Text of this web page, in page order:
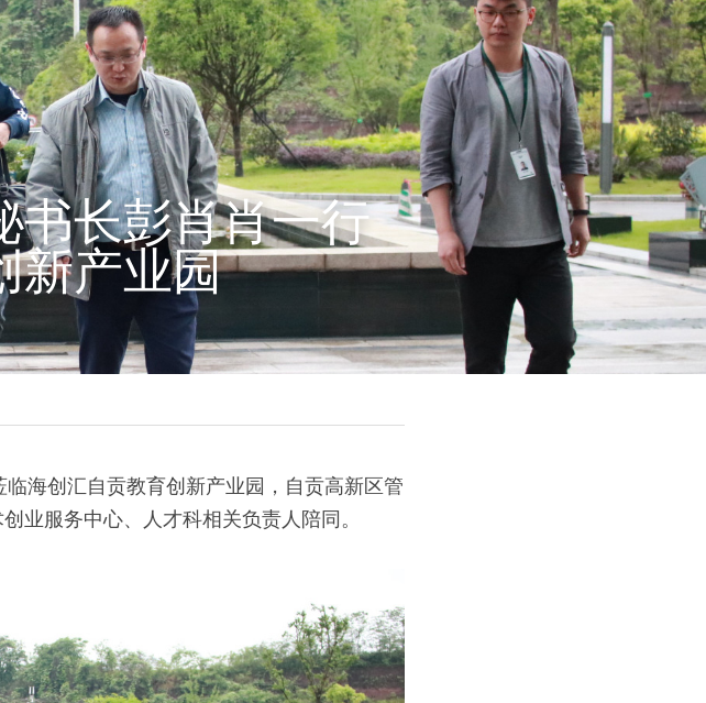
书长彭肖肖一行
新产业园
海创汇自贡教育创新产业园，自贡高新区管
业服务中心、人才科相关负责人陪同。